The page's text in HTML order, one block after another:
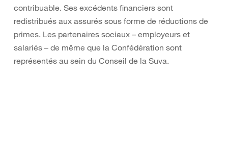
contribuable. Ses excédents financiers sont
redistribués aux assurés sous forme de réductions de
primes. Les partenaires sociaux – employeurs et
salariés – de même que la Confédération sont
représentés au sein du Conseil de la Suva.